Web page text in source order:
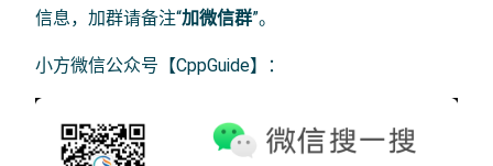
信息，加群请备注“加微信群”。
小方微信公众号【CppGuide】：